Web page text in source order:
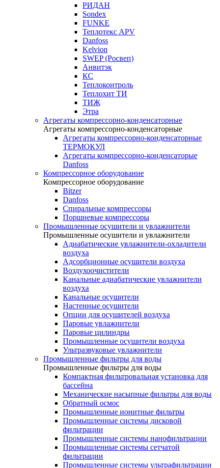
РИДАН
Sondex
FUNKE
Теплотекс APV
Danfoss
Kelvion
SWEP (Росвеп)
Анвитэк
КС
Теплоконтроль
Теплохит ТИ
ТИЖ
Этра
Агрегаты компрессорно-конденсаторные
Агрегаты компрессорно-конденсаторные
Агрегаты компрессорно-конденсаторные
ТЕРМОКУЛ
Агрегаты компрессорно-конденсаторые
Danfoss
Компрессорное оборудование
Компрессорное оборудование
Bitzer
Danfoss
Спиральные компрессоры
Поршневые компрессоры
Промышленные осушители и увлажнители
Промышленные осушители и увлажнители
Адиабатические увлажнители-охладители
воздуха
Адсорбционные осушители воздуха
Воздухоочистители
Канальные адиабатические увлажнители
воздуха
Канальные осушители
Настенные осушители
Опции для осушителей воздуха
Паровые увлажнители
Паровые цилиндры
Промышленные осушители воздуха
Ультразвуковые увлажнители
Промышленные фильтры для воды
Промышленные фильтры для воды
Компактная фильтровальная установка для
бассейна
Механические насыпные фильтры для воды
Обратный осмос
Промышленные ионитные фильтры
Промышленные системы дисковой
фильтрации
Промышленные системы нанофильтрации
Промышленные системы сетчатой
фильтрации
Промышленные системы ультрафильтрации